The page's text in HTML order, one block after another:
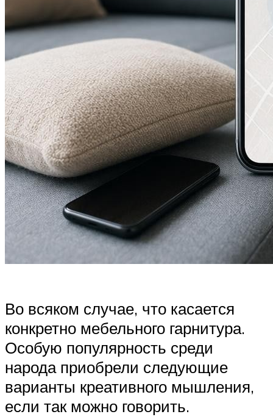
Во всяком случае, что касается
конкретно мебельного гарнитура.
Особую популярность среди
народа приобрели следующие
варианты креативного мышления,
если так можно говорить.